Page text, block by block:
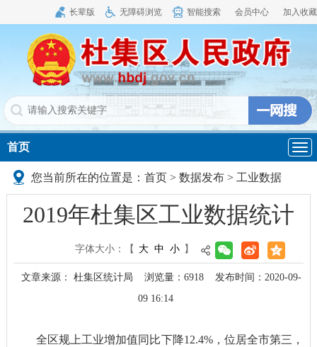
长辈版 无障碍浏览 智能搜索 会员中心 加入收藏
导
航
首页
您当前所在的位置是： 首页> 数据发布 > 工业数据
2019年杜集区工业数据统计
字体大小： 【 大 中 小 】
文章来源： 杜集区统计局 浏览量： 6918
发布时间：2020-09-
09 16:14
全区规上工业增加值同比下降12.4%，位居全市第三，